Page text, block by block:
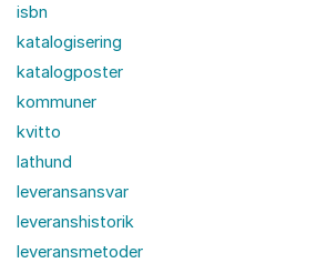
isbn
katalogisering
katalogposter
kommuner
kvitto
lathund
leveransansvar
leveranshistorik
leveransmetoder